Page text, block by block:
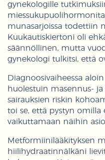
gynekologille
munasarjoissa todettiin
Kuukautiskiertoni oli
säännöllinen, mutta
gynekologi tulkitsi, että
Diagnoosivaiheessa
huolestuin masennus-
sairauksien riskin
toi se, että pystyn omilla
vaikuttamaan näihin
Metformiinilääkityksen
hiilihydraatinnälkäni